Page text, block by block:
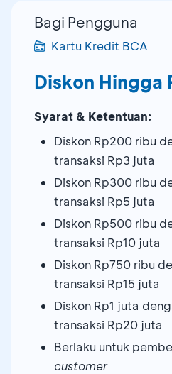
Bagi Pengguna
Kartu Kredit BCA
Diskon Hingga
Syarat & Ketentuan:
Diskon Rp200 ribu
transaksi Rp3 juta
Diskon Rp300 ribu
transaksi Rp5 juta
Diskon Rp500 ribu
transaksi Rp10 juta
Diskon Rp750 ribu
transaksi Rp15 juta
Diskon Rp1 juta
transaksi Rp20 juta
Berlaku untuk
customer